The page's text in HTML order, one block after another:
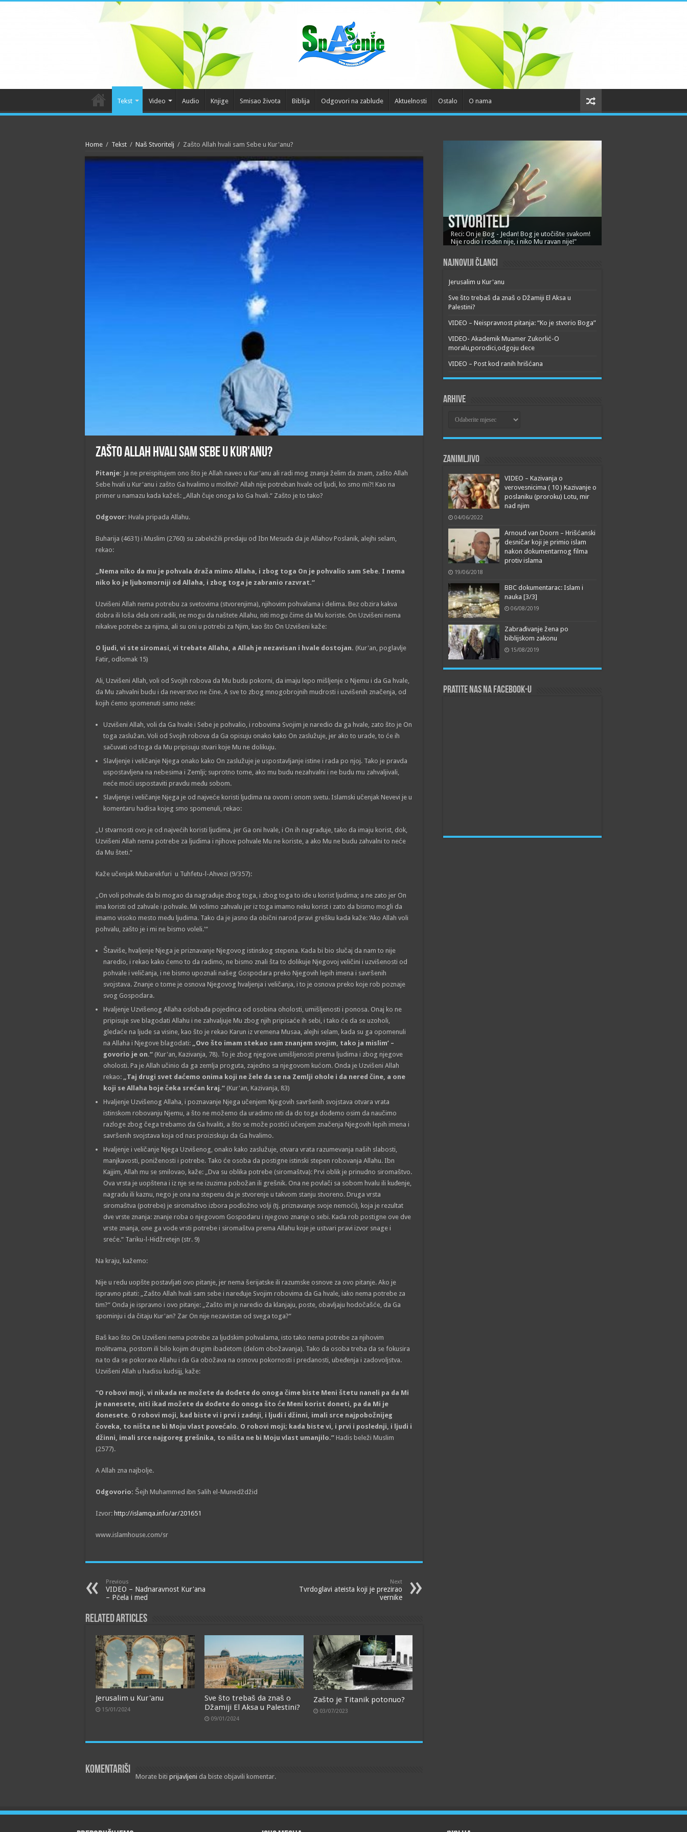
Tekst Video Audio Knjige Smisao života Biblija Odgovori na zablude Aktuelnosti Ostalo O nama
Home / Tekst / Naš Stvoritelj / Zašto Allah hvali sam Sebe u Kur'anu?
Zašto Allah hvali sam Sebe u Kur'anu?
Pitanje: Ja ne preispitujem ono što je Allah naveo u Kur'anu ali radi mog znanja želim da znam, zašto Allah
Sebe hvali u Kur'anu i zašto Ga hvalimo u molitvi? Allah nije potreban hvale od ljudi, ko smo mi?! Kao na
primer u namazu kada kažeš: „Allah čuje onoga ko Ga hvali.“ Zašto je to tako?
Odgovor: Hvala pripada Allahu.
Buharija (4631) i Muslim (2760) su zabeležili predaju od Ibn Mesuda da je Allahov Poslanik, alejhi selam,
rekao:
„Nema niko da mu je pohvala draža mimo Allaha, i zbog toga On je pohvalio sam Sebe. I nema
niko ko je ljubomorniji od Allaha, i zbog toga je zabranio razvrat.“
Uzvišeni Allah nema potrebu za svetovima (stvorenjima), njihovim pohvalama i delima. Bez obzira kakva
dobra ili loša dela oni radili, ne mogu da naštete Allahu, niti mogu čime da Mu koriste. On Uzvišeni nema
nikakve potrebe za njima, ali su oni u potrebi za Njim, kao što On Uzvišeni kaže:
O ljudi, vi ste siromasi, vi trebate Allaha, a Allah je nezavisan i hvale dostojan. (Kur'an, poglavlje
Fatir, odlomak 15)
Ali, Uzvišeni Allah, voli od Svojih robova da Mu budu pokorni, da imaju lepo mišljenje o Njemu i da Ga hvale,
da Mu zahvalni budu i da neverstvo ne čine. A sve to zbog mnogobrojnih mudrosti i uzvišenih značenja, od
kojih ćemo spomenuti samo neke:
Uzvišeni Allah, voli da Ga hvale i Sebe je pohvalio, i robovima Svojim je naredio da ga hvale, zato što je On
toga zaslužan. Voli od Svojih robova da Ga opisuju onako kako On zaslužuje, jer ako to urade, to će ih
sačuvati od toga da Mu pripisuju stvari koje Mu ne dolikuju.
Slavljenje i veličanje Njega onako kako On zaslužuje je uspostavljanje istine i rada po njoj. Tako je pravda
uspostavljena na nebesima i Zemlji; suprotno tome, ako mu budu nezahvalni i ne budu mu zahvaljivali,
neće moći uspostaviti pravdu među sobom.
Slavljenje i veličanje Njega je od najveće koristi ljudima na ovom i onom svetu. Islamski učenjak Nevevi je u
komentaru hadisa kojeg smo spomenuli, rekao:
„U stvarnosti ovo je od najvećih koristi ljudima, jer Ga oni hvale, i On ih nagrađuje, tako da imaju korist, dok,
Uzvišeni Allah nema potrebe za ljudima i njihove pohvale Mu ne koriste, a ako Mu ne budu zahvalni to neće
da Mu šteti.“
Kaže učenjak Mubarekfuri u Tuhfetu-l-Ahvezi (9/357):
„On voli pohvale da bi mogao da nagrađuje zbog toga, i zbog toga to ide u korist ljudima; a ne zato jer On
ima koristi od zahvale i pohvale. Mi volimo zahvalu jer iz toga imamo neku korist i zato da bismo mogli da
imamo visoko mesto među ljudima. Tako da je jasno da obični narod pravi grešku kada kaže: ‘Ako Allah voli
pohvalu, zašto je i mi ne bismo voleli.'“
Štaviše, hvaljenje Njega je priznavanje Njegovog istinskog stepena. Kada bi bio slučaj da nam to nije
naredio, i rekao kako ćemo to da radimo, ne bismo znali šta to dolikuje Njegovoj veličini i uzvišenosti od
pohvale i veličanja, i ne bismo upoznali našeg Gospodara preko Njegovih lepih imena i savršenih
svojstava. Znanje o tome je osnova Njegovog hvaljenja i veličanja, i to je osnova preko koje rob poznaje
svog Gospodara.
Hvaljenje Uzvišenog Allaha oslobađa pojedinca od osobina oholosti, umišljenosti i ponosa. Onaj ko ne
pripisuje sve blagodati Allahu i ne zahvaljuje Mu zbog njih pripisaće ih sebi, i tako će da se uzoholi,
gledaće na ljude sa visine, kao što je rekao Karun iz vremena Musaa, alejhi selam, kada su ga opomenuli
na Allaha i Njegove blagodati: „Ovo što imam stekao sam znanjem svojim, tako ja mislim’ –
govorio je on.“ (Kur'an, Kazivanja, 78). To je zbog njegove umišljenosti prema ljudima i zbog njegove
oholosti. Pa je Allah učinio da ga zemlja proguta, zajedno sa njegovom kućom. Onda je Uzvišeni Allah
rekao: „Taj drugi svet daćemo onima koji ne žele da se na Zemlji ohole i da nered čine, a one
koji se Allaha boje čeka srećan kraj.“ (Kur'an, Kazivanja, 83)
Hvaljenje Uzvišenog Allaha, i poznavanje Njega učenjem Njegovih savršenih svojstava otvara vrata
istinskom robovanju Njemu, a što ne možemo da uradimo niti da do toga dođemo osim da naučimo
razloge zbog čega trebamo da Ga hvaliti, a što se može postići učenjem značenja Njegovih lepih imena i
savršenih svojstava koja od nas proiziskuju da Ga hvalimo.
Hvaljenje i veličanje Njega Uzvišenog, onako kako zaslužuje, otvara vrata razumevanja naših slabosti,
manjkavosti, poniženosti i potrebe. Tako će osoba da postigne istinski stepen robovanja Allahu. Ibn
Kajjim, Allah mu se smilovao, kaže: „Dva su oblika potrebe (siromaštva): Prvi oblik je prinudno siromaštvo.
Ova vrsta je uopštena i iz nje se ne izuzima pobožan ili grešnik. Ona ne povlači sa sobom hvalu ili kuđenje,
nagradu ili kaznu, nego je ona na stepenu da je stvorenje u takvom stanju stvoreno. Druga vrsta
siromaštva (potrebe) je siromaštvo izbora podložno volji (tj. priznavanje svoje nemoći), koja je rezultat
dve vrste znanja: znanje roba o njegovom Gospodaru i njegovo znanje o sebi. Kada rob postigne ove dve
vrste znanja, one ga vode vrsti potrebe i siromaštva prema Allahu koje je ustvari pravi izvor snage i
sreće.“ Tariku-l-Hidžretejn (str. 9)
Na kraju, kažemo:
Nije u redu uopšte postavljati ovo pitanje, jer nema šerijatske ili razumske osnove za ovo pitanje. Ako je
ispravno pitati: „Zašto Allah hvali sam sebe i naređuje Svojim robovima da Ga hvale, iako nema potrebe za
tim?“ Onda je ispravno i ovo pitanje: „Zašto im je naredio da klanjaju, poste, obavljaju hodočašće, da Ga
spominju i da čitaju Kur'an? Zar On nije nezavistan od svega toga?“
Baš kao što On Uzvišeni nema potrebe za ljudskim pohvalama, isto tako nema potrebe za njihovim
molitvama, postom ili bilo kojim drugim ibadetom (delom obožavanja). Tako da osoba treba da se fokusira
na to da se pokorava Allahu i da Ga obožava na osnovu pokornosti i predanosti, ubeđenja i zadovoljstva.
Uzvišeni Allah u hadisu kudsijj, kaže:
“O robovi moji, vi nikada ne možete da dođete do onoga čime biste Meni štetu naneli pa da Mi
je nanesete, niti ikad možete da dođete do onoga što će Meni korist doneti, pa da Mi je
donesete. O robovi moji, kad biste vi i prvi i zadnji, i ljudi i džinni, imali srce najpobožnijeg
čoveka, to ništa ne bi Moju vlast povećalo. O robovi moji; kada biste vi, i prvi i poslednji, i ljudi i
džinni, imali srce najgoreg grešnika, to ništa ne bi Moju vlast umanjilo.” Hadis beleži Muslim
(2577).
A Allah zna najbolje.
Odgovorio: Šejh Muhammed ibn Salih el-Munedždžid
Izvor: http://islamqa.info/ar/201651
www.islamhouse.com/sr
Previous
VIDEO – Nadnaravnost Kur'ana
– Pčela i med
Next
Tvrdoglavi ateista koji je prezirao
vernike
Related Articles
Jerusalim u Kur'anu
15/01/2024
Sve što trebaš da znaš o
Džamiji El Aksa u Palestini?
09/01/2024
Zašto je Titanik potonuo?
03/07/2023
Komentariši
Morate biti prijavljeni da biste objavili komentar.
Stvoritelj
Reci: On je Bog - Jedan! Bog je utočište svakom!
Nije rodio i rođen nije, i niko Mu ravan nije!"
Najnoviji članci
Jerusalim u Kur'anu
Sve što trebaš da znaš o Džamiji El Aksa u
Palestini?
VIDEO – Neispravnost pitanja: “Ko je stvorio Boga”
VIDEO- Akademik Muamer Zukorlić-O
moralu,porodici,odgoju dece
VIDEO – Post kod ranih hrišćana
Arhive
Zanimljivo
VIDEO – Kazivanja o
verovesnicima ( 10 ) Kazivanje o
poslaniku (proroku) Lotu, mir
nad njim
04/06/2022
Arnoud van Doorn – Hrišćanski
desničar koji je primio islam
nakon dokumentarnog filma
protiv islama
19/06/2018
BBC dokumentarac: Islam i
nauka [3/3]
06/08/2019
Zabrađivanje žena po
biblijskom zakonu
15/08/2019
Pratite nas na Facebook-u